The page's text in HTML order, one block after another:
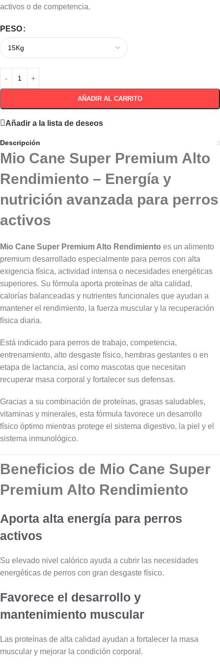
activos o de competencia.
PESO
AÑADIR AL CARRITO
Añadir a la lista de deseos
Descripción
Mio Cane Super Premium Alto
Rendimiento – Energía y
nutrición avanzada para perros
activos
Mio Cane Super Premium Alto Rendimiento es un alimento
premium desarrollado especialmente para perros con alta
exigencia física, actividad intensa o necesidades energéticas
superiores. Su fórmula aporta proteínas de alta calidad,
calorías balanceadas y nutrientes funcionales que ayudan a
mantener el rendimiento, la fuerza muscular y la recuperación
física diaria.
Está indicado para perros de trabajo, competencia,
entrenamiento, alto desgaste físico, hembras gestantes o en
etapa de lactancia, así como mascotas que necesitan
recuperar masa corporal y fortalecer sus defensas.
Gracias a su combinación de proteínas, grasas saludables,
vitaminas y minerales, esta fórmula favorece un desarrollo
físico óptimo mientras protege el sistema digestivo, la piel y el
sistema inmunológico.
Beneficios de Mio Cane Super
Premium Alto Rendimiento
Aporta alta energía para perros
activos
Su elevado nivel calórico ayuda a cubrir las necesidades
energéticas de perros con gran desgaste físico.
Favorece el desarrollo y
mantenimiento muscular
Las proteínas de alta calidad ayudan a fortalecer la masa
muscular y mejorar la condición corporal.